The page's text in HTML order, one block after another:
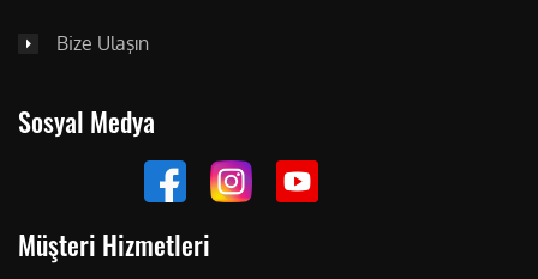
Bize Ulaşın
Sosyal Medya
Müşteri Hizmetleri